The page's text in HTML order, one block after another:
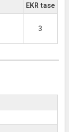
EKR tase
3